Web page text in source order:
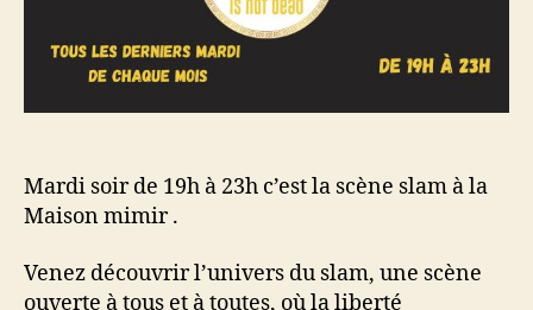
Mardi soir de 19h à 23h c’est la scène slam à la
Maison mimir .
Venez découvrir l’univers du slam, une scène
ouverte à tous et à toutes, où la liberté